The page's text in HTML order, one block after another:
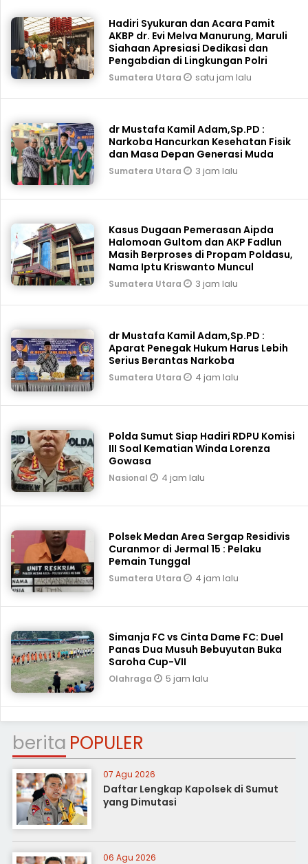
Hadiri Syukuran dan Acara Pamit
AKBP dr. Evi Melva Manurung, Maruli
Siahaan Apresiasi Dedikasi dan
Pengabdian di Lingkungan Polri
Sumatera Utara satu jam lalu
dr Mustafa Kamil Adam,Sp.PD :
Narkoba Hancurkan Kesehatan Fisik
dan Masa Depan Generasi Muda
Sumatera Utara 3 jam lalu
Kasus Dugaan Pemerasan Aipda
Halomoan Gultom dan AKP Fadlun
Masih Berproses di Propam Poldasu,
Nama Iptu Kriswanto Muncul
Sumatera Utara 3 jam lalu
dr Mustafa Kamil Adam,Sp.PD :
Aparat Penegak Hukum Harus Lebih
Serius Berantas Narkoba
Sumatera Utara 4 jam lalu
Polda Sumut Siap Hadiri RDPU Komisi
III Soal Kematian Winda Lorenza
Gowasa
Nasional 4 jam lalu
Polsek Medan Area Sergap Residivis
Curanmor di Jermal 15 : Pelaku
Pemain Tunggal
Sumatera Utara 4 jam lalu
Simanja FC vs Cinta Dame FC: Duel
Panas Dua Musuh Bebuyutan Buka
Saroha Cup-VII
Olahraga 5 jam lalu
berita POPULER
07 Agu 2026
Daftar Lengkap Kapolsek di Sumut
yang Dimutasi
06 Agu 2026